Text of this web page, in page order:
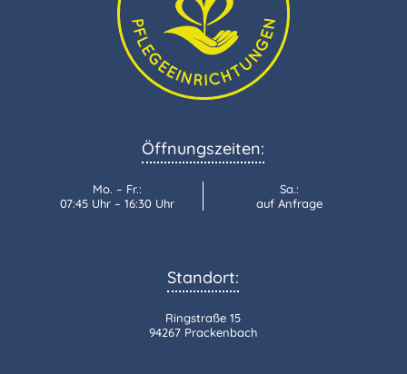
Öffnungszeiten:
Mo. – Fr.:
07:45 Uhr – 16:30 Uhr
Sa.:
auf Anfrage
Standort:
Ringstraße 15
94267 Prackenbach